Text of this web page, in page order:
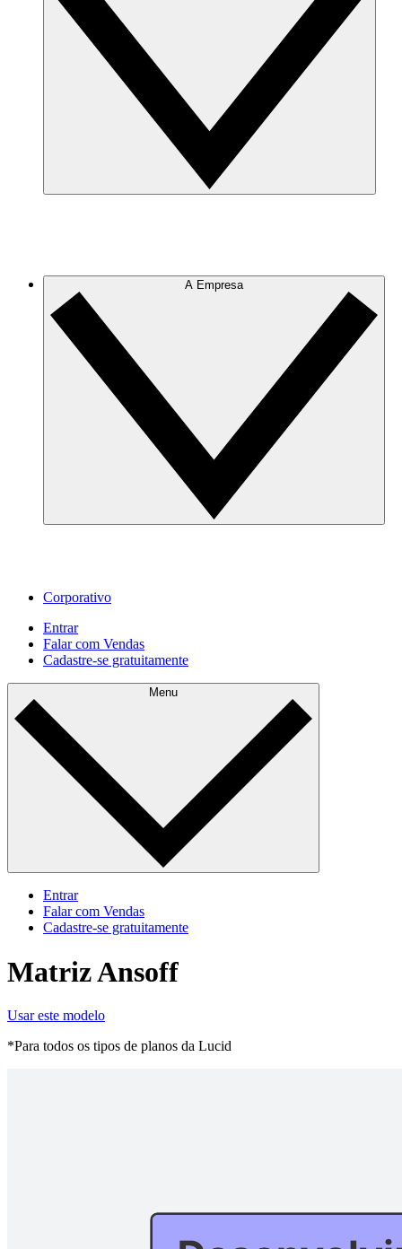
A Empresa
Corporativo
Entrar
Falar com Vendas
Cadastre‐se gratuitamente
Menu
Entrar
Falar com Vendas
Cadastre‐se gratuitamente
Matriz Ansoff
Usar este modelo
*Para todos os tipos de planos da Lucid